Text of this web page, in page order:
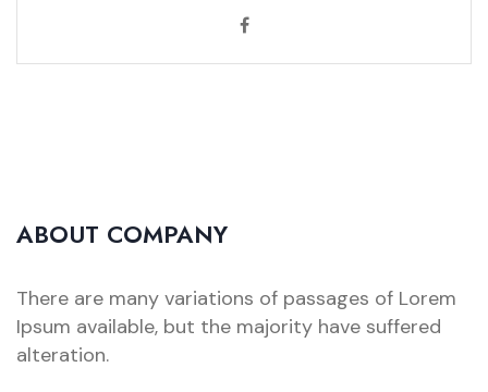
ABOUT COMPANY
There are many variations of passages of Lorem
Ipsum available, but the majority have suffered
alteration.